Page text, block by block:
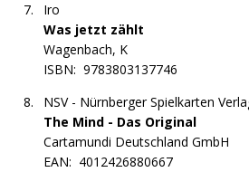
Iro
Was jetzt zählt
Wagenbach, K
ISBN: 9783803137746
NSV - Nürnberger Spielkarten
The Mind - Das Original
Cartamundi Deutschland GmbH
EAN: 4012426880667